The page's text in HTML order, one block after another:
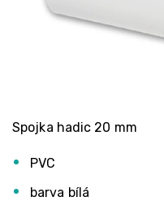
Spojka hadic 20 mm
PVC
barva bílá